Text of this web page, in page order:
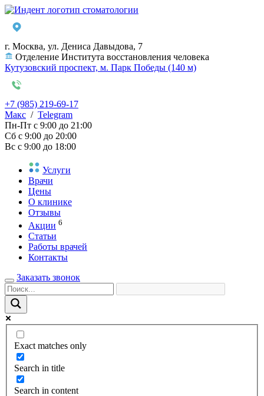
г. Москва, ул. Дениса Давыдова, 7
Отделение Института восстановления человека
Кутузовский проспект, м. Парк Победы (140 м)
+7 (985) 219-69-17
Макс / Telegram
Пн-Пт с 9:00 до 21:00
Сб с 9:00 до 20:00
Вс с 9:00 до 18:00
Услуги
Врачи
Цены
О клинике
Отзывы
Акции 6
Статьи
Работы врачей
Контакты
Заказать звонок
Exact matches only
Search in title
Search in content